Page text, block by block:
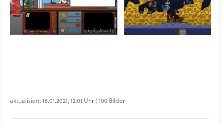
aktualisiert: 18.01.2021, 12:01 Uhr | 100 Bilder